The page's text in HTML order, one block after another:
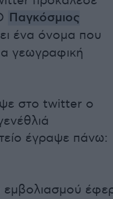
Παγκόσμιος
ένα όνομα που
γεωγραφική
στο twitter ο
έγραψε πάνω:
εμβολιασμού